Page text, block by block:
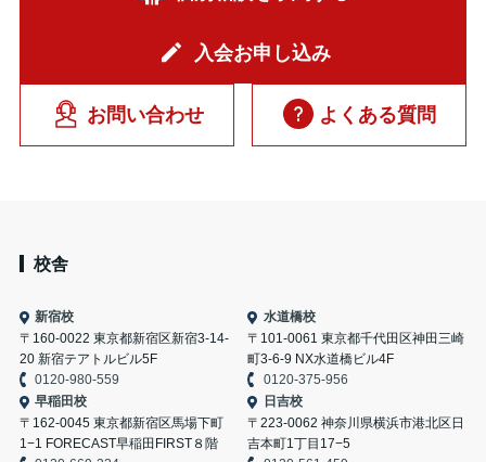
入会お申し込み
お問い合わせ よくある質問
校舎
新宿校
〒160-0022 東京都新宿区新宿3-14-
20 新宿テアトルビル5F
0120-980-559
水道橋校
〒101-0061 東京都千代田区神田三崎
町3-6-9 NX水道橋ビル4F
0120-375-956
早稲田校
〒162-0045 東京都新宿区馬場下町
1−1 FORECAST早稲田FIRST８階
日吉校
〒223-0062 神奈川県横浜市港北区日
吉本町1丁目17−5